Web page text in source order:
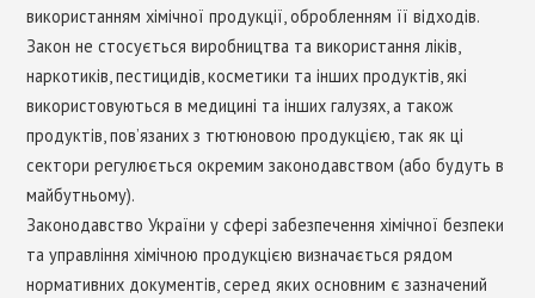
використанням хімічної продукції, обробленням її відходів.
Закон не стосується виробництва та використання ліків,
наркотиків, пестицидів, косметики та інших продуктів, які
використовуються в медицині та інших галузях, а також
продуктів, пов’язаних з тютюновою продукцією, так як ці
сектори регулюється окремим законодавством (або будуть в
майбутньому).
Законодавство України у сфері забезпечення хімічної безпеки
та управління хімічною продукцією визначається рядом
нормативних документів, серед яких основним є зазначений